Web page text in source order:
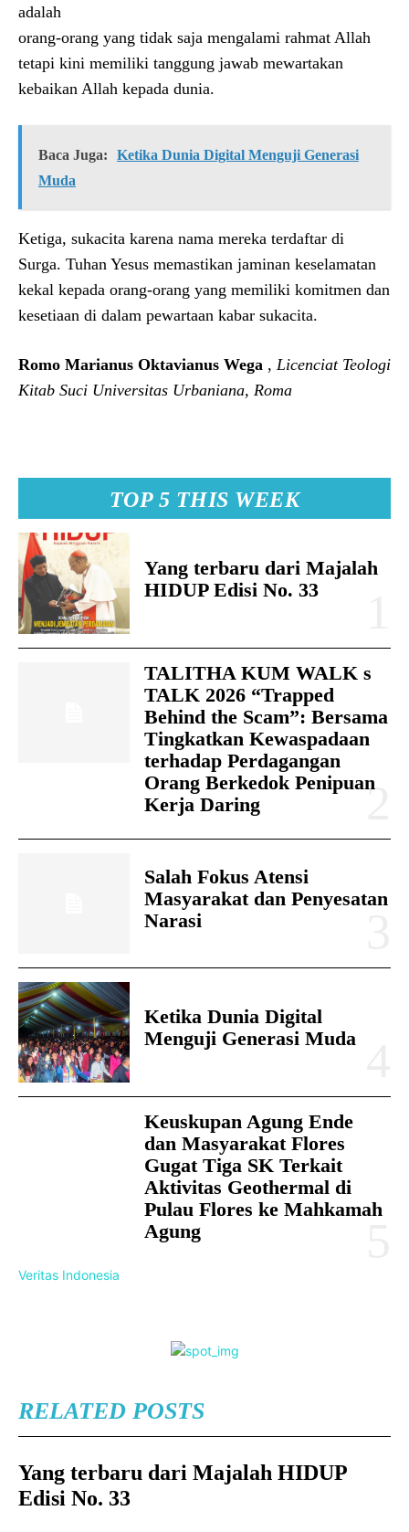
TOP 5 THIS WEEK
Yang terbaru dari Majalah
HIDUP Edisi No. 33
TALITHA KUM WALK s
TALK 2026 “Trapped
Behind the Scam”: Bersama
Tingkatkan Kewaspadaan
terhadap Perdagangan
Orang Berkedok Penipuan
Kerja Daring
Salah Fokus Atensi
Masyarakat dan Penyesatan
Narasi
Ketika Dunia Digital
Menguji Generasi Muda
Keuskupan Agung Ende
dan Masyarakat Flores
Gugat Tiga SK Terkait
Aktivitas Geothermal di
Pulau Flores ke Mahkamah
Agung
Veritas Indonesia
RELATED POSTS
Yang terbaru dari Majalah HIDUP
Edisi No. 33
adalah
orang-orang yang tidak saja mengalami rahmat Allah
tetapi kini memiliki tanggung jawab mewartakan
kebaikan Allah kepada dunia.
Baca Juga:
Ketika Dunia Digital Menguji Generasi
Muda
Ketiga, sukacita karena nama mereka terdaftar di
Surga. Tuhan Yesus memastikan jaminan keselamatan
kekal kepada orang-orang yang memiliki komitmen dan
kesetiaan di dalam pewartaan kabar sukacita.
Romo Marianus Oktavianus Wega , Licenciat Teologi
Kitab Suci Universitas Urbaniana, Roma